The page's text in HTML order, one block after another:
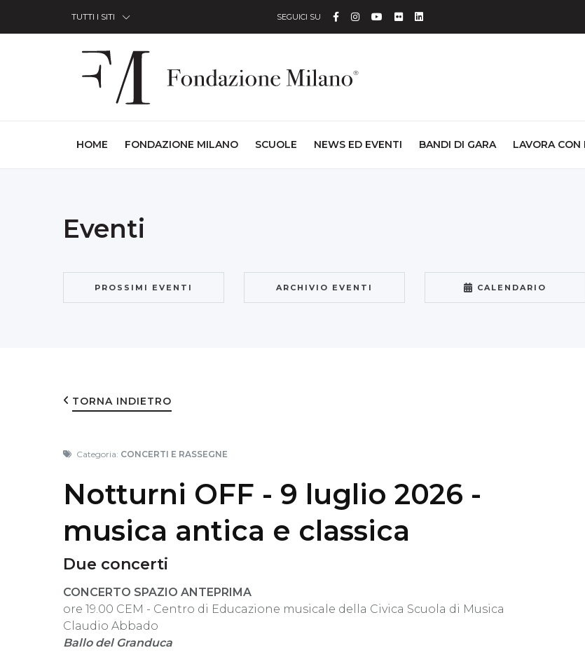
TUTTI I SITI SEGUICI SU Facebook
Instagram
YouTube
FlickrLinkedin
HOME (CURRENT)
FONDAZIONE MILANO SCUOLE NEWS ED EVENTI BANDI DI GARA LAVORA CON
Eventi
PROSSIMI EVENTI ARCHIVIO EVENTI CALENDARIO
TORNA INDIETRO
Categoria: CONCERTI E RASSEGNE
Notturni OFF - 9 luglio 2026 -
musica antica e classica
Due concerti
CONCERTO SPAZIO ANTEPRIMA
ore 19.00 CEM - Centro di Educazione musicale della Civica Scuola di Musica
Claudio Abbado
Ballo del Granduca